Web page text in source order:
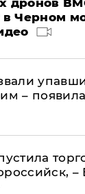
дронов
в Черном
–
–